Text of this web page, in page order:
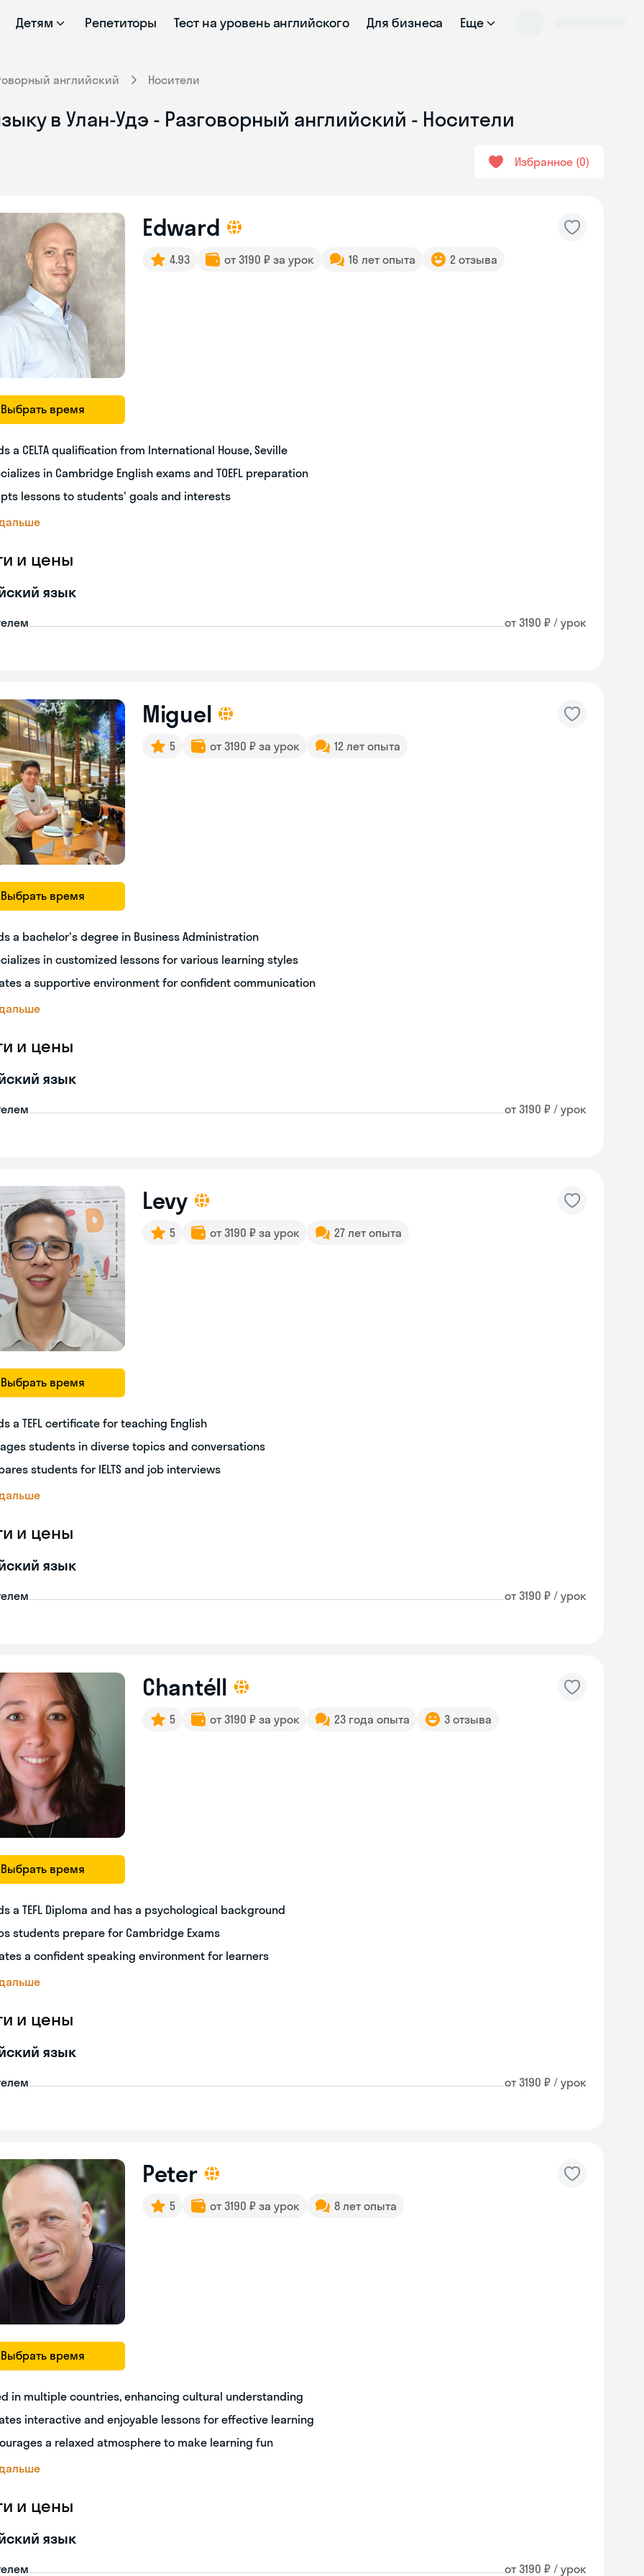
Детям Репетиторы Тест на уровень английского Для бизнеса Еще
английский Носители
в Улан-Удэ - Разговорный английский - Носители
Избранное 0
Выбрать время
Edward
4.93 от 3190 ₽ за урок 16 лет опыта 2 отзыва
a CELTA qualification from International House, Seville
in Cambridge English exams and TOEFL preparation
lessons to students' goals and interests
и цены
язык
от 3190 ₽ / урок
Выбрать время
Miguel
5 от 3190 ₽ за урок 12 лет опыта
a bachelor's degree in Business Administration
in customized lessons for various learning styles
a supportive environment for confident communication
и цены
язык
от 3190 ₽ / урок
Выбрать время
Levy
5 от 3190 ₽ за урок 27 лет опыта
a TEFL certificate for teaching English
students in diverse topics and conversations
students for IELTS and job interviews
и цены
язык
от 3190 ₽ / урок
Выбрать время
Chantéll
5 от 3190 ₽ за урок 23 года опыта 3 отзыва
a TEFL Diploma and has a psychological background
students prepare for Cambridge Exams
a confident speaking environment for learners
и цены
язык
от 3190 ₽ / урок
Выбрать время
Peter
5 от 3190 ₽ за урок 8 лет опыта
in multiple countries, enhancing cultural understanding
interactive and enjoyable lessons for effective learning
a relaxed atmosphere to make learning fun
и цены
язык
от 3190 ₽ / урок